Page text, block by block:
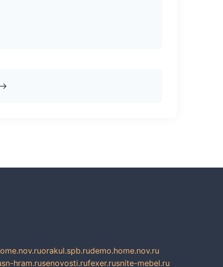
→
orakul.spb.rudemo.home.nov.ru
sn-hram.rusenovosti.rufexer.rusnite-mebel.ru